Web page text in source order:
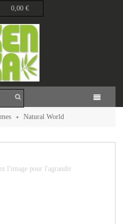
0,00 €
Natural World
l'image pour l'agrandir